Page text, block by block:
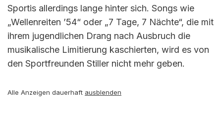
Sportis allerdings lange hinter sich. Songs wie
„Wellenreiten ’54“ oder „7 Tage, 7 Nächte“, die mit
ihrem jugendlichen Drang nach Ausbruch die
musikalische Limitierung kaschierten, wird es von
den Sportfreunden Stiller nicht mehr geben.
Alle Anzeigen dauerhaft ausblenden